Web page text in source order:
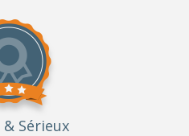
& Sérieux